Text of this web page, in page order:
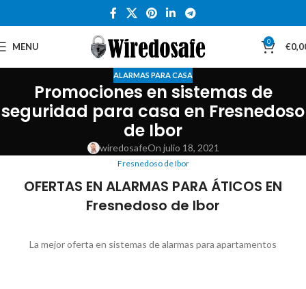
MENU 0 €
ALARMAS PARA CASA
Promociones en sistemas de
seguridad para casa en Fresnedoso
de Ibor
wiredosafeOn julio 18, 2021
Fresnedoso de Ibor
OFERTAS EN ALARMAS PARA ÁTICOS EN
Fresnedoso de Ibor
La mejor oferta en sistemas de alarmas para apartamentos